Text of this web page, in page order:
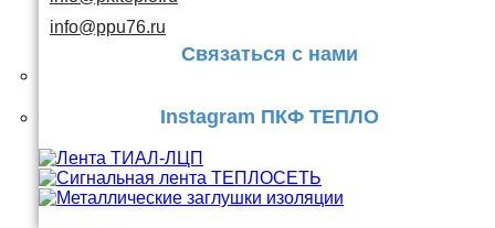
info@ppu76.ru
Связаться с нами
Instagram ПКФ ТЕПЛО